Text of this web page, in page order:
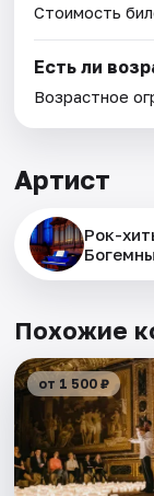
Стоимость
Есть ли
Возрастное
Артист
Рок-
Похожие
от 1 500 ₽